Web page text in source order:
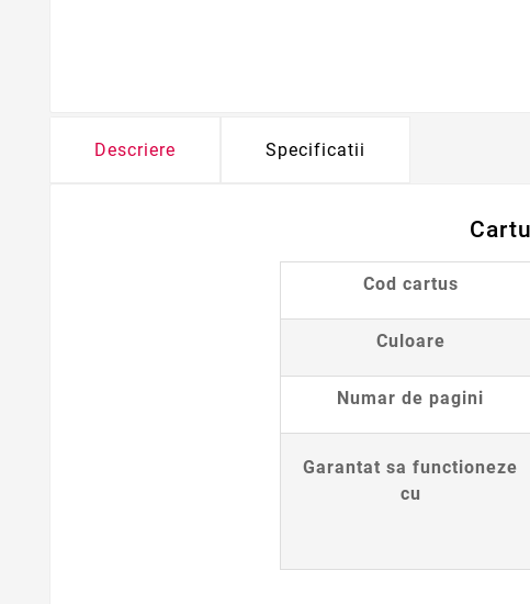
Descriere Specificatii
Cod cartus
Culoare
Numar de pagini
Garantat sa functioneze
cu